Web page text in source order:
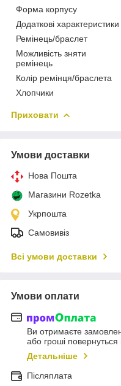
Форма корпусу
Додаткові характеристики
Ремінець/браслет
Можливість зняти
ремінець
Колір ремінця/браслета
Хлопчики
Приховати
Умови доставки
Нова Пошта
Магазини Rozetka
Укрпошта
Самовивіз
Всі умови доставки
Умови оплати
Ви отримаєте
або гроші
Детальніше
Післяплата